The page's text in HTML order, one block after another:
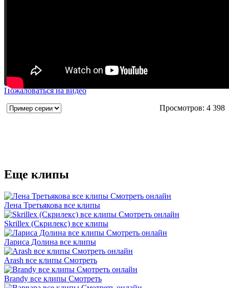
Пожаловаться на видео
Просмотров: 4 398
Еще клипы
Лена Третьякова все клипы
Skrillex (Скрилекс) все клипы
Лариса Долина все клипы
Arash все клипы Смотреть
Brandy все клипы Смотреть